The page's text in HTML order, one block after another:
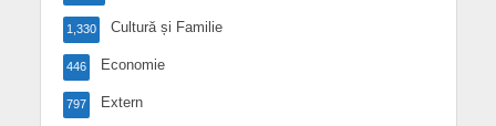
Cultură și Familie
1,330
Economie
446
Extern
797